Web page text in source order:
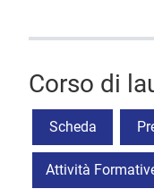
Corso di
Scheda
Attività